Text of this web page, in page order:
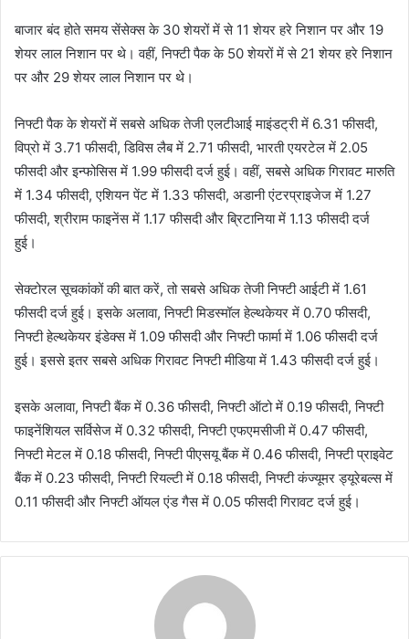
बाजार बंद होते समय सेंसेक्स के 30 शेयरों में से 11 शेयर हरे निशान पर और 19
शेयर लाल निशान पर थे। वहीं, निफ्टी पैक के 50 शेयरों में से 21 शेयर हरे निशान
पर और 29 शेयर लाल निशान पर थे।
निफ्टी पैक के शेयरों में सबसे अधिक तेजी एलटीआई माइंडट्री में 6.31 फीसदी,
विप्रो में 3.71 फीसदी, डिविस लैब में 2.71 फीसदी, भारती एयरटेल में 2.05
फीसदी और इन्फोसिस में 1.99 फीसदी दर्ज हुई। वहीं, सबसे अधिक गिरावट मारुति
में 1.34 फीसदी, एशियन पेंट में 1.33 फीसदी, अडानी एंटरप्राइजेज में 1.27
फीसदी, श्रीराम फाइनेंस में 1.17 फीसदी और ब्रिटानिया में 1.13 फीसदी दर्ज
हुई।
सेक्टोरल सूचकांकों की बात करें, तो सबसे अधिक तेजी निफ्टी आईटी में 1.61
फीसदी दर्ज हुई। इसके अलावा, निफ्टी मिडस्मॉल हेल्थकेयर में 0.70 फीसदी,
निफ्टी हेल्थकेयर इंडेक्स में 1.09 फीसदी और निफ्टी फार्मा में 1.06 फीसदी दर्ज
हुई। इससे इतर सबसे अधिक गिरावट निफ्टी मीडिया में 1.43 फीसदी दर्ज हुई।
इसके अलावा, निफ्टी बैंक में 0.36 फीसदी, निफ्टी ऑटो में 0.19 फीसदी, निफ्टी
फाइनेंशियल सर्विसेज में 0.32 फीसदी, निफ्टी एफएमसीजी में 0.47 फीसदी,
निफ्टी मेटल में 0.18 फीसदी, निफ्टी पीएसयू बैंक में 0.46 फीसदी, निफ्टी प्राइवेट
बैंक में 0.23 फीसदी, निफ्टी रियल्टी में 0.18 फीसदी, निफ्टी कंज्यूमर ड्यूरेबल्स में
0.11 फीसदी और निफ्टी ऑयल एंड गैस में 0.05 फीसदी गिरावट दर्ज हुई।